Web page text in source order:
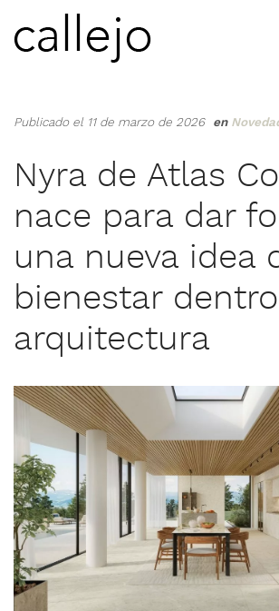
Publicado el 11 de marzo de 2026 en
Nyra de Atlas
nace para dar
una nueva idea
bienestar
arquitectura